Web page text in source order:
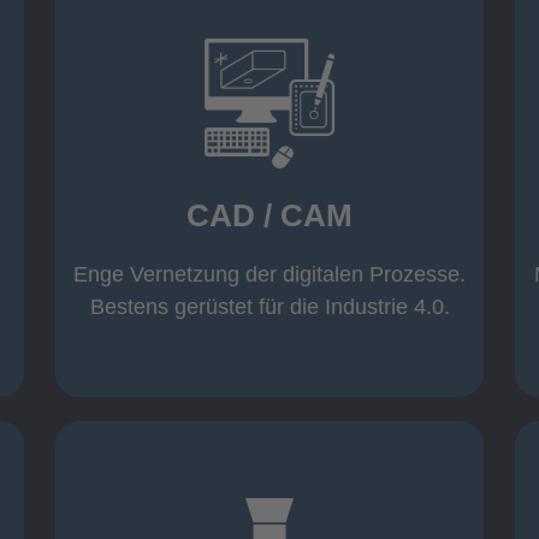
CAD / CAM
Enge Vernetzung der digitalen Prozesse.
Bestens gerüstet für die Industrie 4.0.
CAD / CAM
Einsatz moderner CAD/CAM
Inventor und AutoCAD
Datenübernahme aus der
Warenwirtschaft
mehr erfahren